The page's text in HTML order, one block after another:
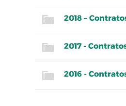
2018 –
2017 -
2016 -